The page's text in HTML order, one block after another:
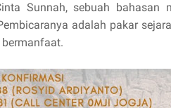
Sunnah, sebuah bahasan
adalah pakar